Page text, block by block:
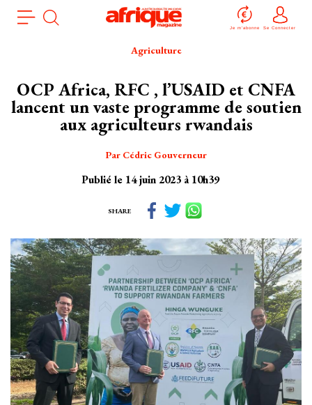
Je m'abonne Se Connecter
Agriculture
OCP Africa, RFC , l’USAID et CNFA
lancent un vaste programme de soutien
aux agriculteurs rwandais
Par Cédric Gouverneur
Publié le 14 juin 2023 à 10h39
SHARE
Panneau de gestion des cookies